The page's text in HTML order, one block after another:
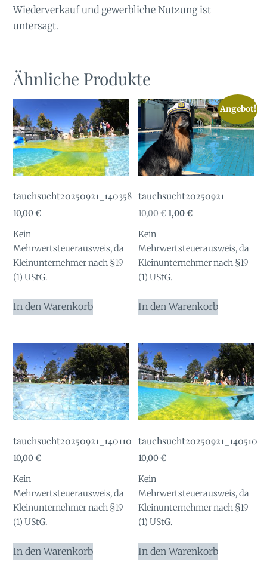
Wiederverkauf und gewerbliche Nutzung ist
untersagt.
Ähnliche Produkte
tauchsucht20250921_140358
10,00€
Kein
Mehrwertsteuerausweis, da
Kleinunternehmer nach §19
(1) UStG.
In den Warenkorb
Angebot!
tauchsucht20250921
10,00€Ursprünglicher
10,00 €
1,00€Aktueller
1,00 €.
Kein
Mehrwertsteuerausweis, da
Kleinunternehmer nach §19
(1) UStG.
In den Warenkorb
tauchsucht20250921_140110
10,00€
Kein
Mehrwertsteuerausweis, da
Kleinunternehmer nach §19
(1) UStG.
In den Warenkorb
tauchsucht20250921_140510
10,00€
Kein
Mehrwertsteuerausweis, da
Kleinunternehmer nach §19
(1) UStG.
In den Warenkorb